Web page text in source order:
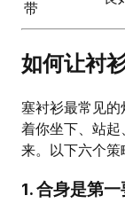
带
如何让衬
塞衬衫最常见
着你坐下、站
来。以下六个策
1. 合身是第